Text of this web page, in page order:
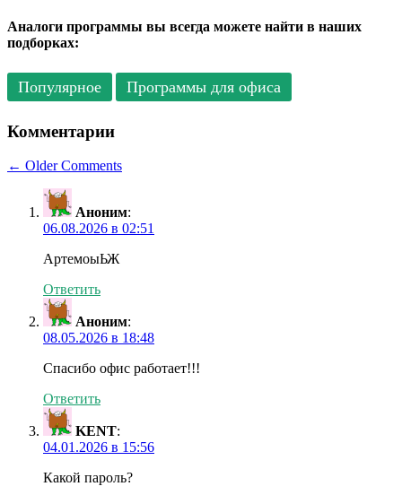
Аналоги программы вы всегда можете найти в наших
подборках:
Популярное Программы для офиса
Комментарии
Comment
navigation
← Older Comments
Аноним:
06.08.2026 в 02:51
АртемоыЬЖ
Ответить
Аноним:
08.05.2026 в 18:48
Спасибо офис работает!!!
Ответить
KENT:
04.01.2026 в 15:56
Какой пароль?